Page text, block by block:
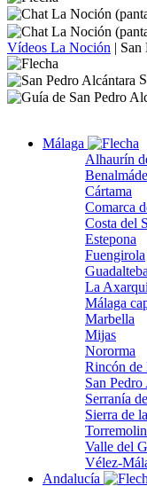
Vídeos La Noción | San
Málaga
Alhaurín
Cártama
Comarca
Costa del
Estepona
Fuengirola
Guadalteba
La
Málaga
Marbella
Mijas
Nororma
Rincón de
San Pedro
Serranía
Sierra de
Valle del
Vélez-
Andalucía